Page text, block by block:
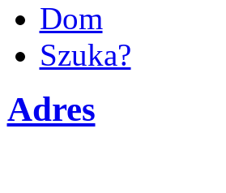
Dom
Szuka?
Adres